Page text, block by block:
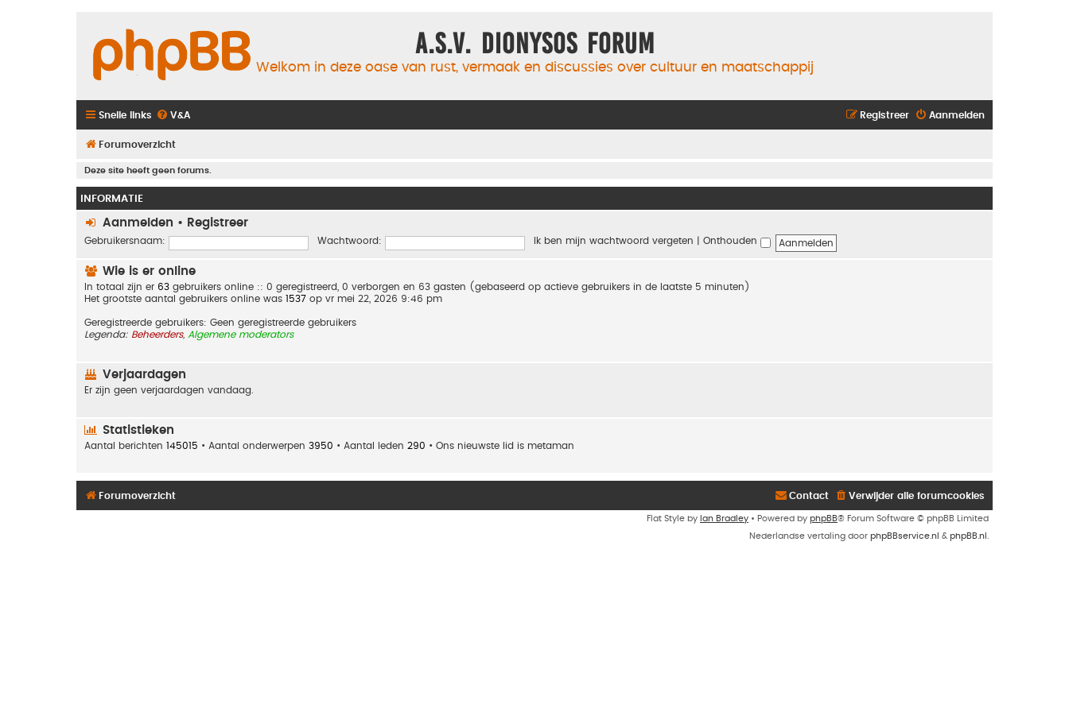
A.S.V. Dionysos Forum
Welkom in deze oase van rust, vermaak en discussies over cultuur en maatschappij
Snelle links V&A Aanmelden
Registreer
Forumoverzicht
Deze site heeft geen forums.
INFORMATIE
Aanmelden • Registreer
Gebruikersnaam: Wachtwoord: Ik ben mijn wachtwoord vergeten Onthouden
Wie is er online
In totaal zijn er 63 gebruikers online :: 0 geregistreerd, 0 verborgen en 63 gasten (gebaseerd op actieve gebruikers in de laatste 5 minuten)
Het grootste aantal gebruikers online was 1537 op vr mei 22, 2026 9:46 pm
Geregistreerde gebruikers: Geen geregistreerde gebruikers
Legenda: Beheerders, Algemene moderators
Verjaardagen
Er zijn geen verjaardagen vandaag.
Statistieken
Aantal berichten 145015 • Aantal onderwerpen 3950 • Aantal leden 290 • Ons nieuwste lid is metaman
Forumoverzicht Verwijder alle forumcookies
Contact
Flat Style by Ian Bradley • Powered by phpBB® Forum Software © phpBB Limited
Nederlandse vertaling door phpBBservice.nl & phpBB.nl